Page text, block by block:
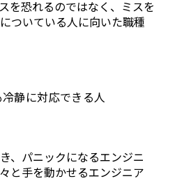
を恐れるのではなく、ミスを
ついている人に向いた職種
静に対応できる人
、パニックになるエンジニ
と手を動かせるエンジニア